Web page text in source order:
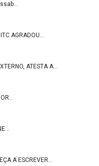
ITC AGRADOU…
ATESTA A…
A ESCREVER…